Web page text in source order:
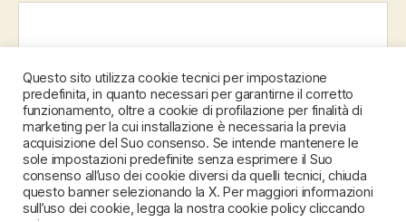
Email*
Sito web
Questo sito utilizza cookie tecnici per impostazione
predefinita, in quanto necessari per garantirne il corretto
funzionamento, oltre a cookie di profilazione per finalità di
marketing per la cui installazione è necessaria la previa
acquisizione del Suo consenso. Se intende mantenere le
sole impostazioni predefinite senza esprimere il Suo
consenso all’uso dei cookie diversi da quelli tecnici, chiuda
questo banner selezionando la X. Per maggiori informazioni
sull’uso dei cookie, legga la nostra cookie policy cliccando